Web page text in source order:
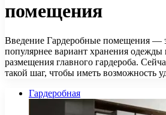
помещения
Введение Гардеробные помещения —
популярнее вариант хранения одежды
размещения главного гардероба.
такой шаг, чтобы иметь возможность
Гардеробная